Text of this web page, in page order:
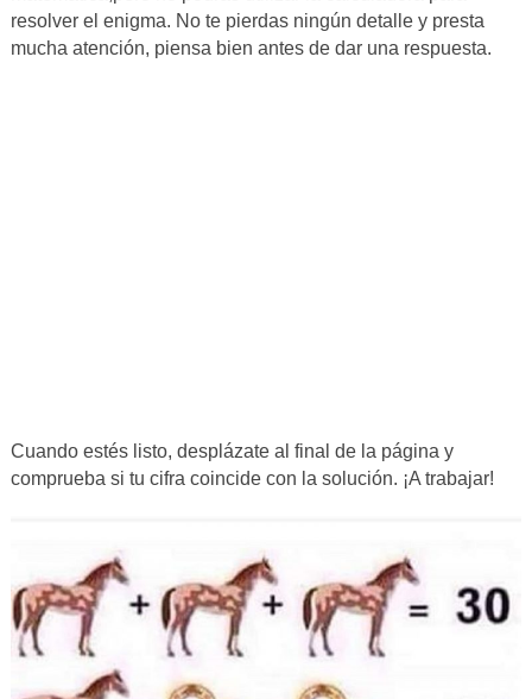
resolver el enigma. No te pierdas ningún detalle y presta
mucha atención, piensa bien antes de dar una respuesta.
Cuando estés listo, desplázate al final de la página y
comprueba si tu cifra coincide con la solución. ¡A trabajar!